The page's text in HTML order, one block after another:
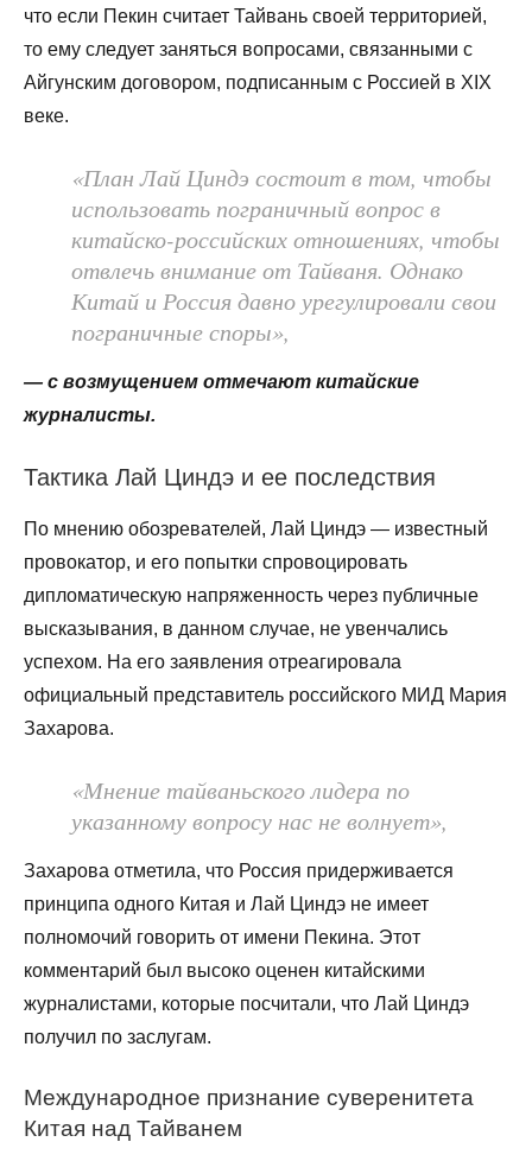
что если Пекин считает Тайвань своей территорией,
то ему следует заняться вопросами, связанными с
Айгунским договором, подписанным с Россией в XIX
веке.
«План Лай Циндэ состоит в том, чтобы
использовать пограничный вопрос в
китайско-российских отношениях, чтобы
отвлечь внимание от Тайваня. Однако
Китай и Россия давно урегулировали свои
пограничные споры»,
— с возмущением отмечают китайские
журналисты.
Тактика Лай Циндэ и ее последствия
По мнению обозревателей, Лай Циндэ — известный
провокатор, и его попытки спровоцировать
дипломатическую напряженность через публичные
высказывания, в данном случае, не увенчались
успехом. На его заявления отреагировала
официальный представитель российского МИД Мария
Захарова.
«Мнение тайваньского лидера по
указанному вопросу нас не волнует»,
Захарова отметила, что Россия придерживается
принципа одного Китая и Лай Циндэ не имеет
полномочий говорить от имени Пекина. Этот
комментарий был высоко оценен китайскими
журналистами, которые посчитали, что Лай Циндэ
получил по заслугам.
Международное признание суверенитета
Китая над Тайванем